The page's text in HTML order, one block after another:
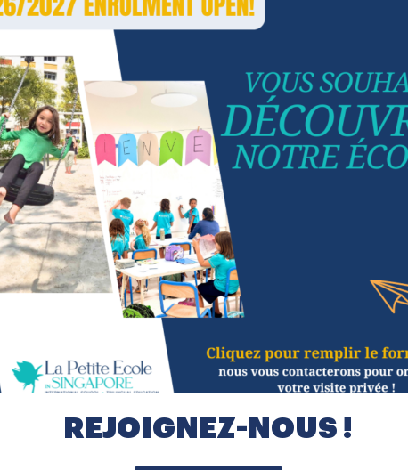
- Cycle 1
6 ans (TPS/PS/MS/GS)
Elémentaire - Cycle
Découvrir
En savoir plus sur le système scolaire français
dès
sont ouvertes.
REJOIGNEZ-NOUS !